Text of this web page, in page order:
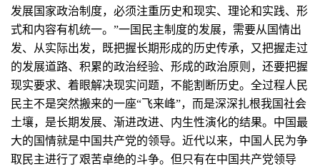
发展国家政治制度，必须注重历史和现实、理论和实践、形
式和内容有机统一。”一国民主制度的发展，需要从国情出
发、从实际出发，既把握长期形成的历史传承，又把握走过
的发展道路、积累的政治经验、形成的政治原则，还要把握
现实要求、着眼解决现实问题，不能割断历史。全过程人民
民主不是突然搬来的一座“飞来峰”，而是深深扎根我国社会
土壤，是长期发展、渐进改进、内生性演化的结果。中国最
大的国情就是中国共产党的领导。近代以来，中国人民为争
取民主进行了艰苦卓绝的斗争。但只有在中国共产党领导